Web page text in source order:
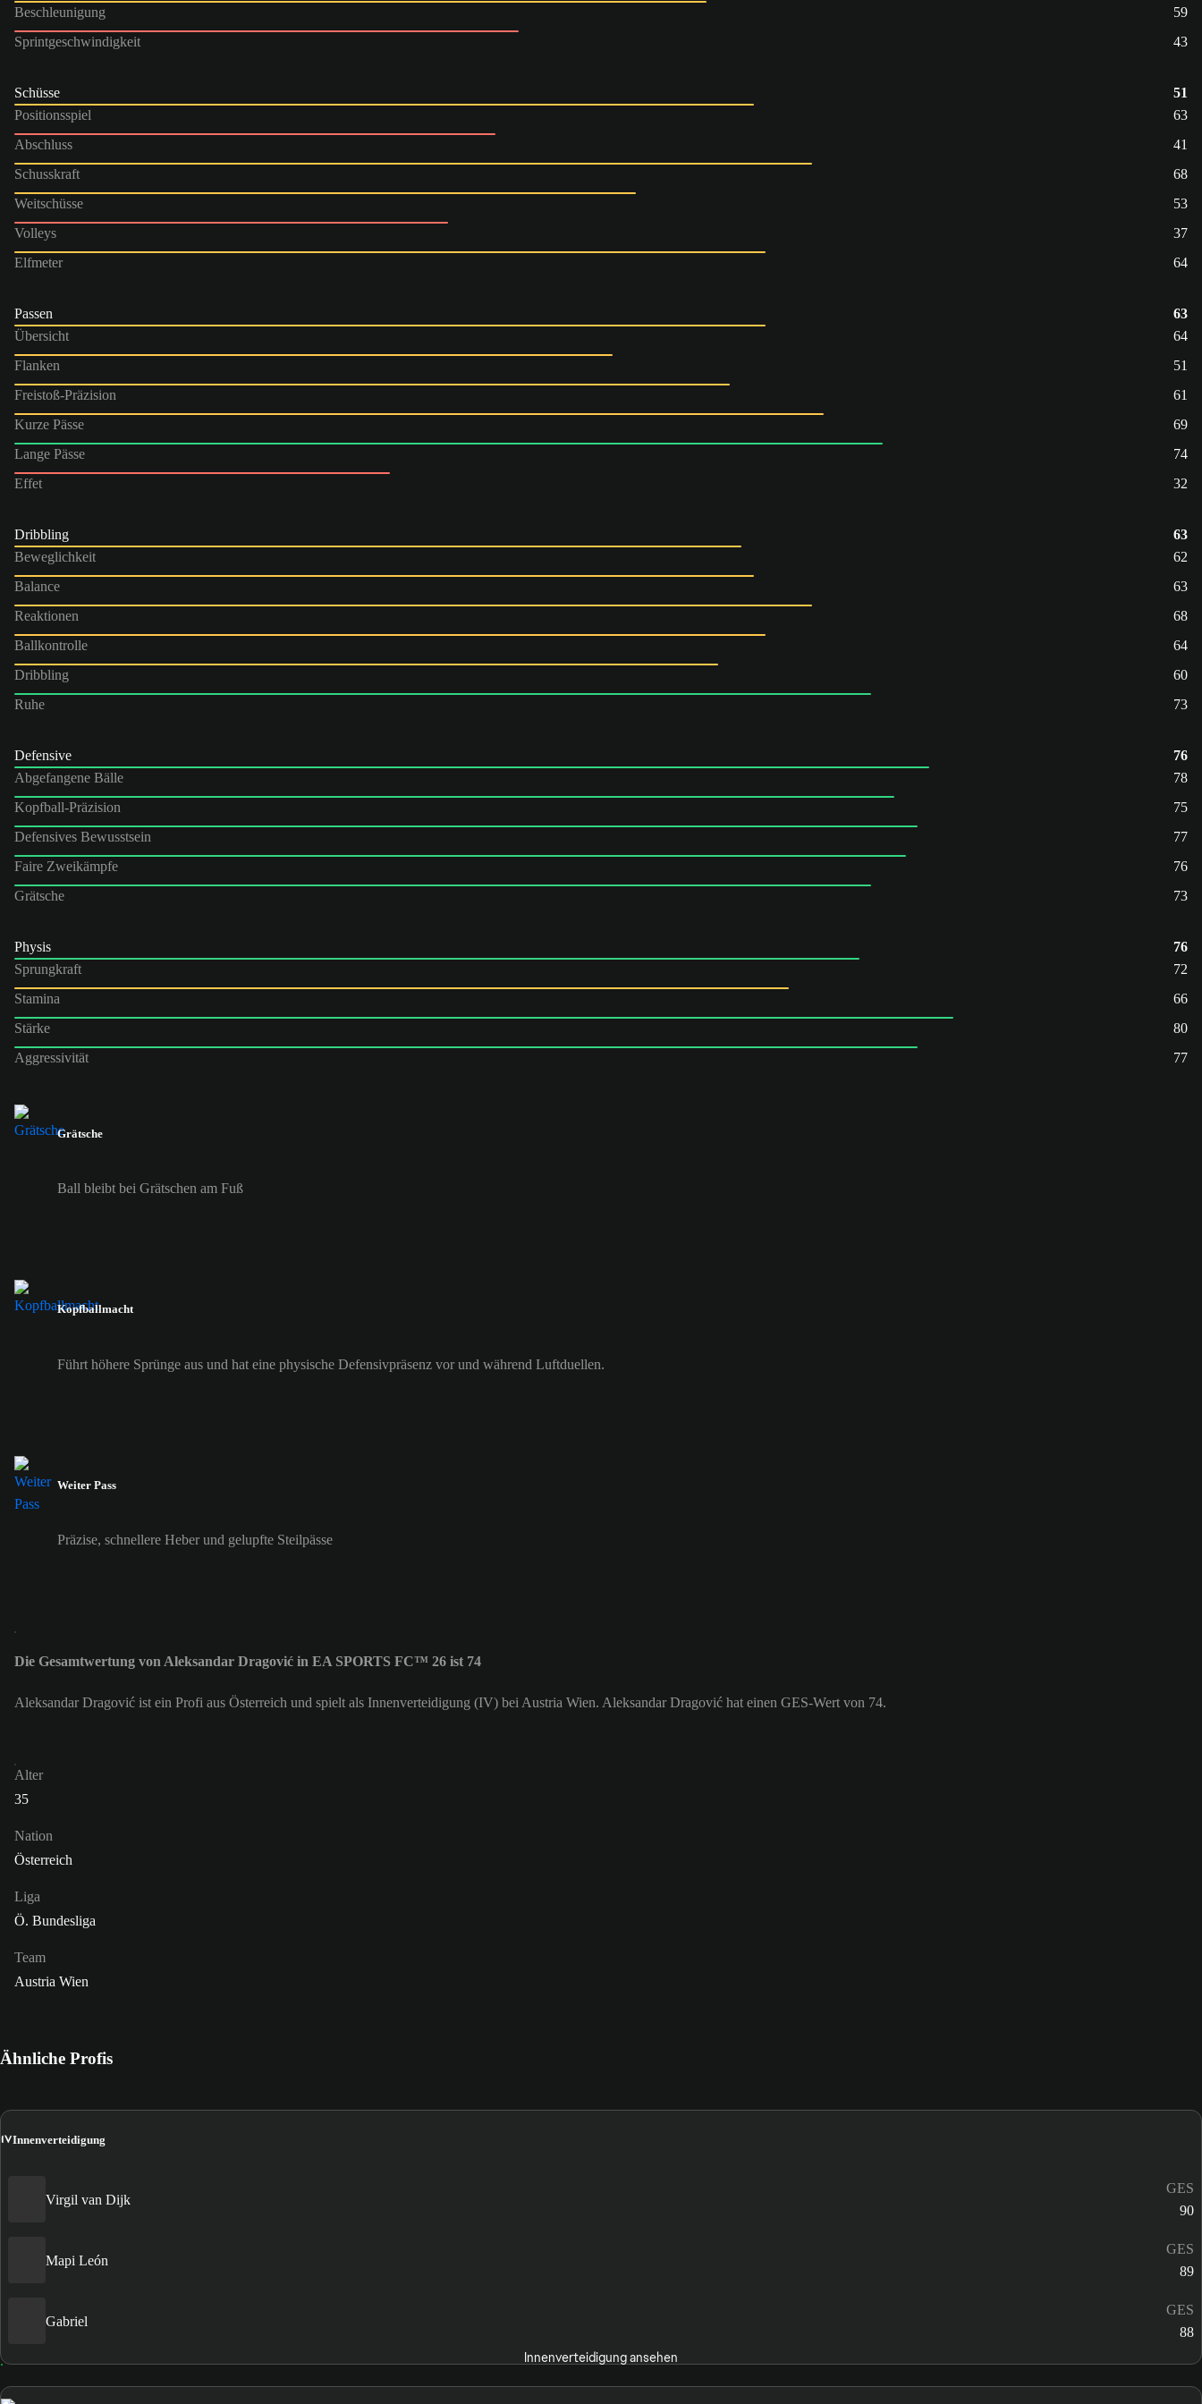
Beschleunigung
59
Sprintgeschwindigkeit
43
Schüsse
51
Positionsspiel
63
Abschluss
41
Schusskraft
68
Weitschüsse
53
Volleys
37
Elfmeter
64
Passen
63
Übersicht
64
Flanken
51
Freistoß-Präzision
61
Kurze Pässe
69
Lange Pässe
74
Effet
32
Dribbling
63
Beweglichkeit
62
Balance
63
Reaktionen
68
Ballkontrolle
64
Dribbling
60
Ruhe
73
Defensive
76
Abgefangene Bälle
78
Kopfball-Präzision
75
Defensives Bewusstsein
77
Faire Zweikämpfe
76
Grätsche
73
Physis
76
Sprungkraft
72
Stamina
66
Stärke
80
Aggressivität
77
Grätsche
Ball bleibt bei Grätschen am Fuß
Kopfballmacht
Führt höhere Sprünge aus und hat eine physische Defensivpräsenz vor und während Luftduellen.
Weiter Pass
Präzise, schnellere Heber und gelupfte Steilpässe
Die Gesamtwertung von Aleksandar Dragović in EA SPORTS FC™ 26 ist 74
Aleksandar Dragović ist ein Profi aus Österreich und spielt als Innenverteidigung (IV) bei Austria Wien. Aleksandar Dragović hat einen GES-Wert von 74.
Alter
35
Nation
Österreich
Liga
Ö. Bundesliga
Team
Austria Wien
Ähnliche Profis
IVInnenverteidigung
Virgil van Dijk
GES
90
Mapi León
GES
89
Gabriel
GES
88
Innenverteidigung ansehen